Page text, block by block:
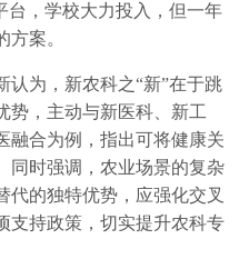
台，学校大力投入，但一年
案。
为，新农科之“新”在于跳
势，主动与新医科、新工
融合为例，指出可将健康关
同时强调，农业场景的复杂
代的独特优势，应强化交叉
支持政策，切实提升农科专